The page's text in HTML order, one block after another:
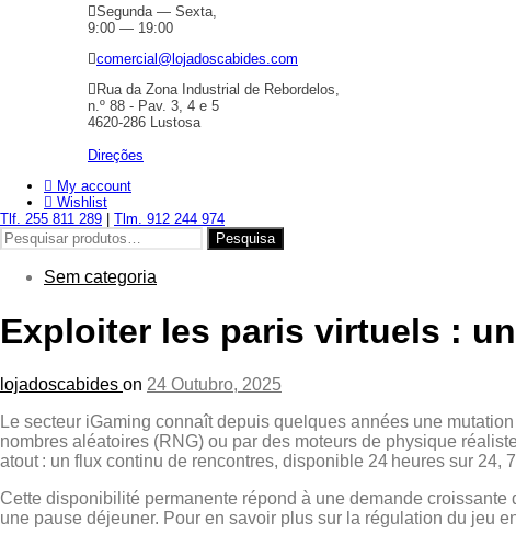
Segunda — Sexta,
9:00 — 19:00
comercial@lojadoscabides.com
Rua da Zona Industrial de Rebordelos,
n.º 88 - Pav. 3, 4 e 5
4620-286 Lustosa
Direções
My account
Wishlist
Tlf. 255 811 289
Tlm. 912 244 974
Pesquisar
por:
Pesquisa
Sem categoria
Exploiter les paris virtuels :
lojadoscabides on 24 Outubro, 2025
Le secteur iGaming connaît depuis quelques années une
nombres aléatoires (RNG) ou par des moteurs de physique
atout : un flux continu de rencontres, disponible 24 heures sur
Cette disponibilité permanente répond à une demande
une pause déjeuner. Pour en savoir plus sur la régulation du jeu